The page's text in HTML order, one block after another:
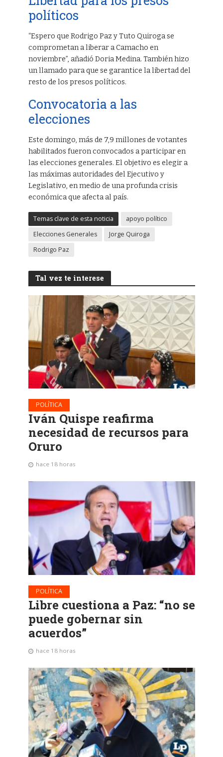
políticos
“Espero que Rodrigo Paz y Tuto Quiroga se
comprometan a liberar a Camacho en
noviembre”, añadió Doria Medina. También hizo
un llamado para que se garantice la libertad del
resto de los presos políticos.
Convocatoria a las
elecciones
Este domingo, más de 7,9 millones de votantes
habilitados fueron convocados a participar en
las elecciones generales. El objetivo es elegir a
las máximas autoridades del Ejecutivo y
Legislativo, en medio de una profunda crisis
económica que afecta al país.
Temas clave de esta noticia
apoyo político
Elecciones Generales
Jorge Quiroga
Rodrigo Paz
Tal vez te interese
POLÍTICA
Iván Quispe reafirma
necesidad de recursos para
Oruro
hace 18 horas
POLÍTICA
Libre cuestiona a Paz: “no se
puede gobernar sin
acuerdos”
hace 18 horas